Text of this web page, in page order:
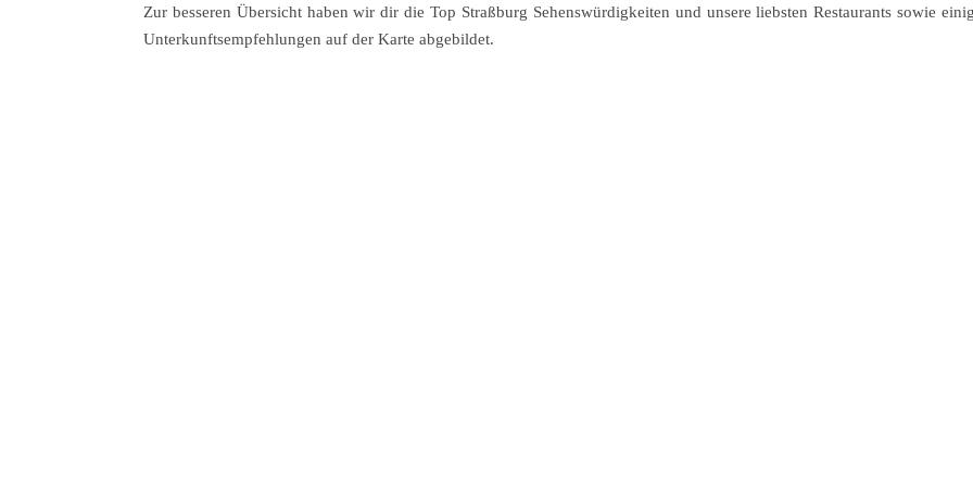
Zur besseren Übersicht haben wir dir die Top Straßburg Sehenswürdigkeiten und unsere liebsten Restaurants sowie
Unterkunftsempfehlungen auf der Karte abgebildet.